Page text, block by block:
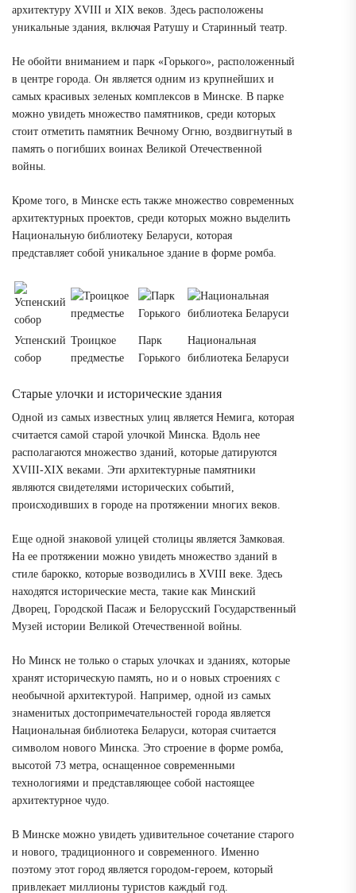
архитектуру XVIII и XIX веков. Здесь расположены
уникальные здания, включая Ратушу и Старинный театр.
Не обойти вниманием и парк «Горького», расположенный
в центре города. Он является одним из крупнейших и
самых красивых зеленых комплексов в Минске. В парке
можно увидеть множество памятников, среди которых
стоит отметить памятник Вечному Огню, воздвигнутый в
память о погибших воинах Великой Отечественной
войны.
Кроме того, в Минске есть также множество современных
архитектурных проектов, среди которых можно выделить
Национальную библиотеку Беларуси, которая
представляет собой уникальное здание в форме ромба.
Успенский
собор
Троицкое
предместье
Парк
Горького
Национальная
библиотека Беларуси
Старые улочки и исторические здания
Одной из самых известных улиц является Немига, которая
считается самой старой улочкой Минска. Вдоль нее
располагаются множество зданий, которые датируются
XVIII-XIX веками. Эти архитектурные памятники
являются свидетелями исторических событий,
происходивших в городе на протяжении многих веков.
Еще одной знаковой улицей столицы является Замковая.
На ее протяжении можно увидеть множество зданий в
стиле барокко, которые возводились в XVIII веке. Здесь
находятся исторические места, такие как Минский
Дворец, Городской Пасаж и Белорусский Государственный
Музей истории Великой Отечественной войны.
Но Минск не только о старых улочках и зданиях, которые
хранят историческую память, но и о новых строениях с
необычной архитектурой. Например, одной из самых
знаменитых достопримечательностей города является
Национальная библиотека Беларуси, которая считается
символом нового Минска. Это строение в форме ромба,
высотой 73 метра, оснащенное современными
технологиями и представляющее собой настоящее
архитектурное чудо.
В Минске можно увидеть удивительное сочетание старого
и нового, традиционного и современного. Именно
поэтому этот город является городом-героем, который
привлекает миллионы туристов каждый год.